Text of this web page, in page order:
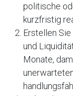
politische
kurzfristig
Erstellen
und
Monate,